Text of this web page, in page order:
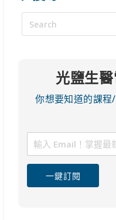
光鹽生
你想要知道的課
一鍵訂閱